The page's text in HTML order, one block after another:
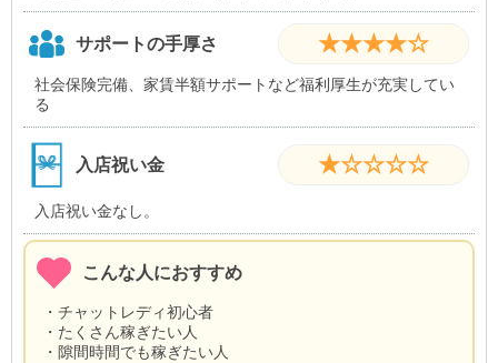
サポートの手厚さ ★★★★☆
社会保険完備、家賃半額サポートなど福利厚生が充実してい
る
入店祝い金 ★☆☆☆☆
入店祝い金なし。
こんな人におすすめ
・チャットレディ初心者
・たくさん稼ぎたい人
・隙間時間でも稼ぎたい人